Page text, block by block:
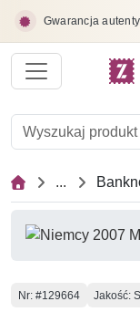
Gwarancja
...
Numer
Nr: #129664 Jakość: